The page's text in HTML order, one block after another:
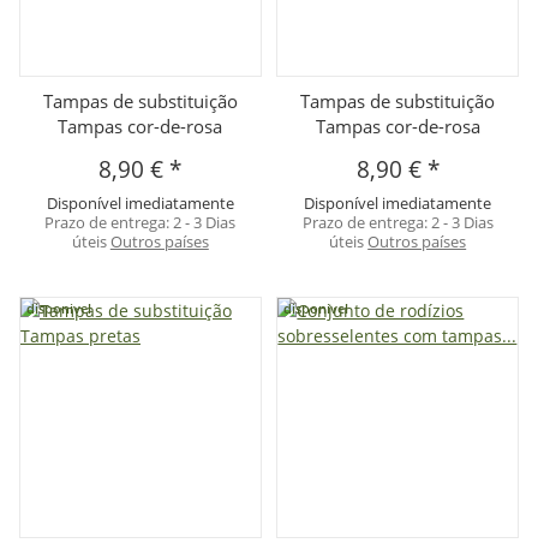
Tampas de substituição
Tampas cor-de-rosa
8,90 € *
Disponível imediatamente
Prazo de entrega:2 - 3 Dias
úteisOutros países
Tampas de substituição
Tampas cor-de-rosa
8,90 € *
Disponível imediatamente
Prazo de entrega:2 - 3 Dias
úteisOutros países
disponivel disponivel